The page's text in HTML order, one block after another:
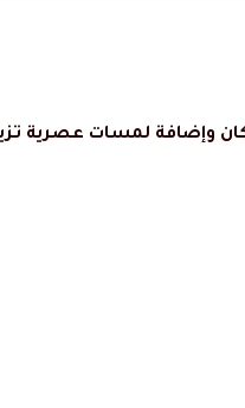
وإضافة لمسات عصرية